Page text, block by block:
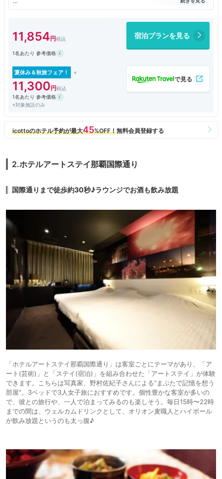
綺麗（清潔）で、お部屋でもゆっくりすることができました。
ただ少しロビーやエントランスの方が、最低限の対応だけで、こちらを一
見さんとしか見ていないような雰囲気だったのが残念でした…
度、雰囲気とあからさまに違いすぎて…宿泊を歓迎されていないような気
持ちになってしまいました）
エントランスで撮影をお願いした時も、ピークが過ぎて他のお客さんがい
なくなった時に声をかけましたが、
やめた方がよかったかな…と思うくらいには塩対応でした&#128167;
お客さんがあまり居ない時間帯に出入りしていましたが、いずれの時間帯
でも全体的にだったので、
朝食会場の方と、国際通りへ夕飯に出かける時にお勧めを聞こうと声をか
けた方は、とても親切でした。
今回は国際通りに行きたくて選びましたが、
11,854 宿泊プランを見る
1名あたり 参考価格
夏休み＆秋旅フェア！
11,300
1名あたり 参考価格
※対象施設のみ
2.ホテルアートステイ那覇国際通り
国際通りまで徒歩約30秒♪ラウンジでお酒も飲み放題
「ホテルアートステイ那覇国際通り」は客室ごとにテーマがあり、「ア
ート(芸術)」と「ステイ(宿泊)」を組み合わせた「アートステイ」が体験
できます。こちらは写真家、野村佐紀子さんによる“まぶたで記憶を想う
部屋”。3ベッドで3人女子旅におすすめです。個性豊かな客室が多いの
で、彼との旅行や、一人で泊まってみるのも楽しそう。毎日15時〜22時
までの間は、ウェルカムドリンクとして、オリオン麦職人とハイボール
が飲み放題というのも太っ腹♪